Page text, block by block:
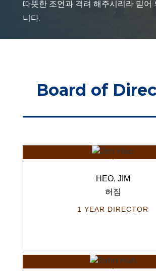
따뜻한 조언과 격려 해주시리라 믿어
니다.
Board of
HEO, JIM
허짐
1 YEAR DIRECTOR